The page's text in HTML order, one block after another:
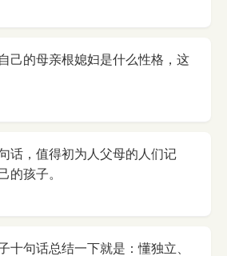
己的母亲根媳妇是什么性格，这
话，值得初为人父母的人们记
的孩子。
十句话总结一下就是：懂独立、